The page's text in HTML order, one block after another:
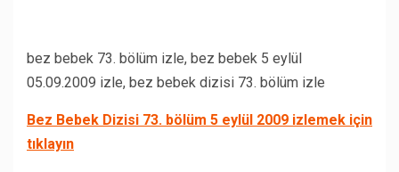
bez bebek 73. bölüm izle, bez bebek 5 eylül
05.09.2009 izle, bez bebek dizisi 73. bölüm izle
Bez Bebek Dizisi 73. bölüm 5 eylül 2009 izlemek için
tıklayın